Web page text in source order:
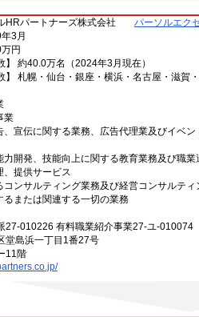
HRパートナーズ株式会社
パーソルエク
3月
円
】 約40.0万名（2024年3月現在）
】 札幌・仙台・銀座・横浜・名古屋・滋賀
業
、宣伝に関する業務、広告代理業及びイベン
力開発、技能向上に関する教育業務及び職業
、提供サービス
コンサルティング業務及び経営コンサルティ
るまたは関連する一切の業務
27-010226 有料職業紹介事業27-ユ-010074
堂島浜一丁目1番27号
11階